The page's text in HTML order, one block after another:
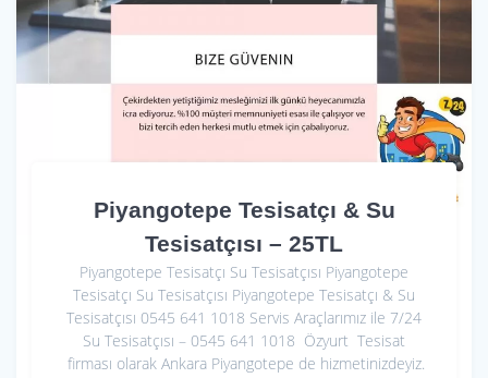
Piyangotepe Tesisatçı & Su
Tesisatçısı – 25TL
Piyangotepe Tesisatçı Su Tesisatçısı Piyangotepe
Tesisatçı Su Tesisatçısı Piyangotepe Tesisatçı & Su
Tesisatçısı 0545 641 1018 Servis Araçlarımız ile 7/24
Su Tesisatçısı – 0545 641 1018 Özyurt Tesisat
firması olarak Ankara Piyangotepe de hizmetinizdeyiz.